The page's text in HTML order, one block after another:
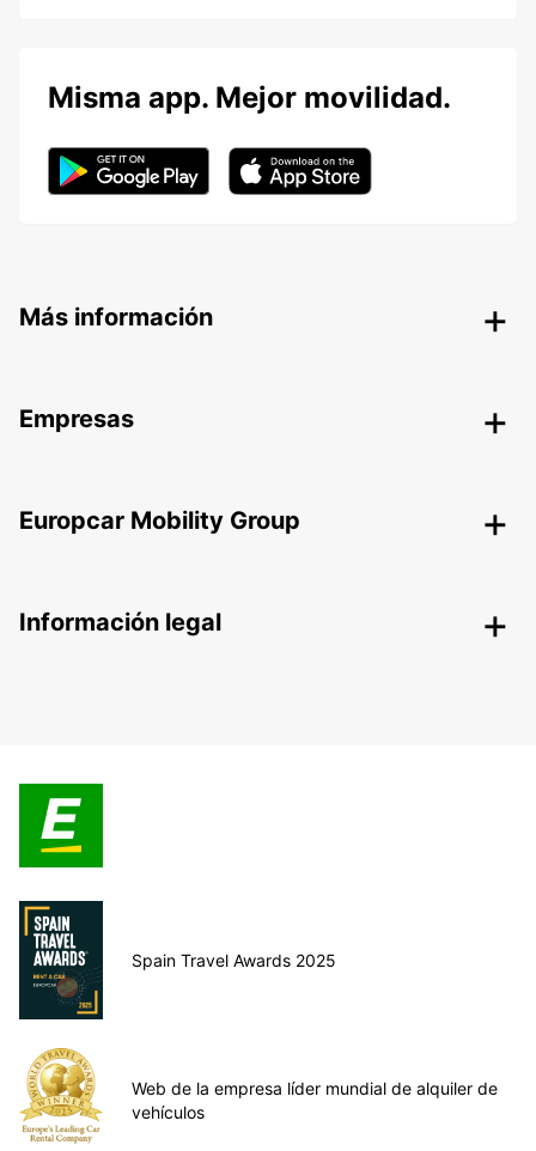
Misma app. Mejor movilidad.
Más información
Empresas
Europcar Mobility Group
Información legal
Spain Travel Awards 2025
Web de la empresa líder mundial de alquiler de
vehículos